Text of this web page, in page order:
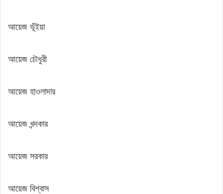
আয়েজ ভূঁইয়া
আয়েজ চৌধুরী
আয়েজ হাওলাদার
আয়েজ খন্দকার
আয়েজ সরকার
আয়েজ বিশ্বাস